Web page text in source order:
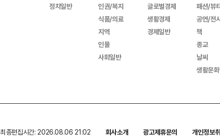
정치일반
인권/복지
식품/의료
지역
인물
사회일반
글로벌경제
생활경제
경제일반
패션/뷰
공연/전
책
종교
날씨
생활문
최종편집시간: 2026.08.06 21:02 회사소개 광고제휴문의 개인정보